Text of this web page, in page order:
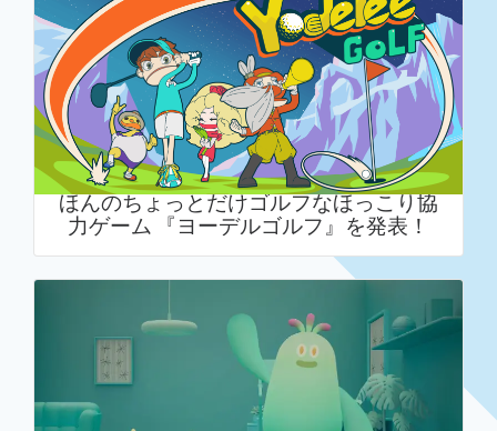
ほんのちょっとだけゴルフなほっこり協
力ゲーム 『ヨーデルゴルフ』を発表！